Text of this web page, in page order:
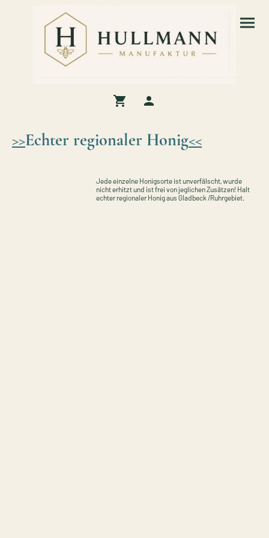
>>Echter regionaler Honig<<
Jede einzelne Honigsorte ist unverfälscht, wurde
nicht erhitzt und ist frei von jeglichen Zusätzen! Halt
echter regionaler Honig aus Gladbeck /Ruhrgebiet.